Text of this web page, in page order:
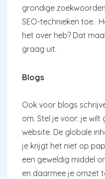
grondige
SEO-technieken toe.
het over heb? Dat
graag uit.
Blogs
Ook voor blogs
om. Stel je voor: je
website. De globale
je krijgt het niet op
een geweldig middel
en daarmee je omzet